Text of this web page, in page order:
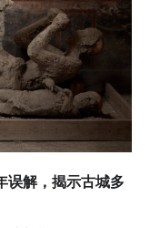
误解，揭示古城多